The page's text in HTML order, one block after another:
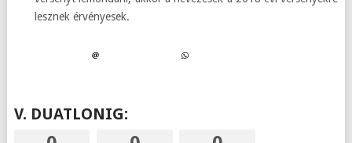
lesznek érvényesek.
V. DUATLONIG: